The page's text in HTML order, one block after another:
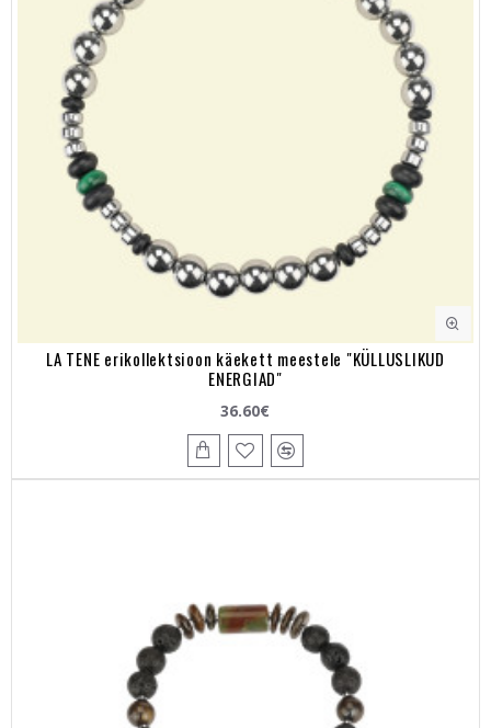
LA TENE erikollektsioon käekett meestele "KÜLLUSLIKUD
ENERGIAD"
36.60€